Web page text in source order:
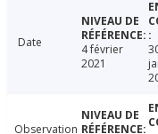
Date
4 février
2021
Observation